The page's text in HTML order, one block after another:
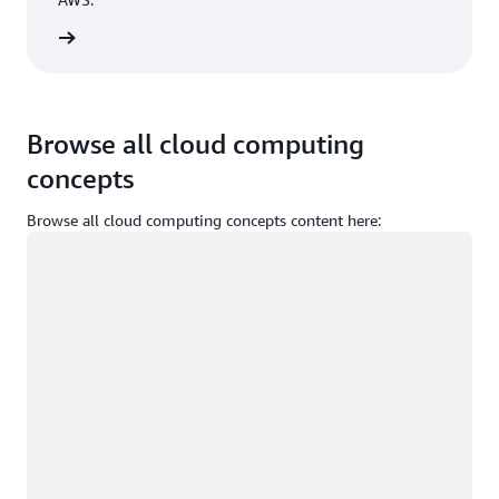
Browse all cloud computing
concepts
Browse all cloud computing concepts content here: